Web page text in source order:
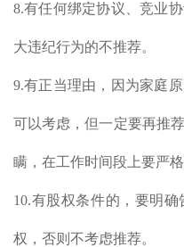
8.有任何绑定协议、竞业
大违纪行为的不推荐。
9.有正当理由，因为家庭
可以考虑，但一定要再推
瞒，在工作时间段上要严
10.有股权条件的，要明
权，否则不考虑推荐。